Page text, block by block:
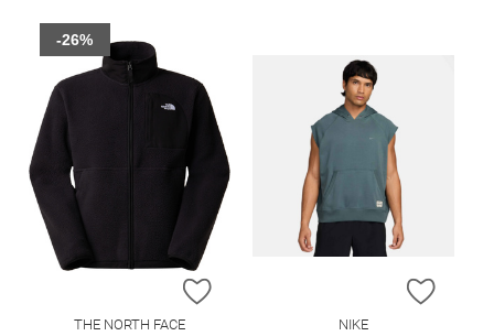
ZUR WUNSCHLISTE HINZUFÜGEN
THE NORTH FACE
-26%
ZUR
NIKE